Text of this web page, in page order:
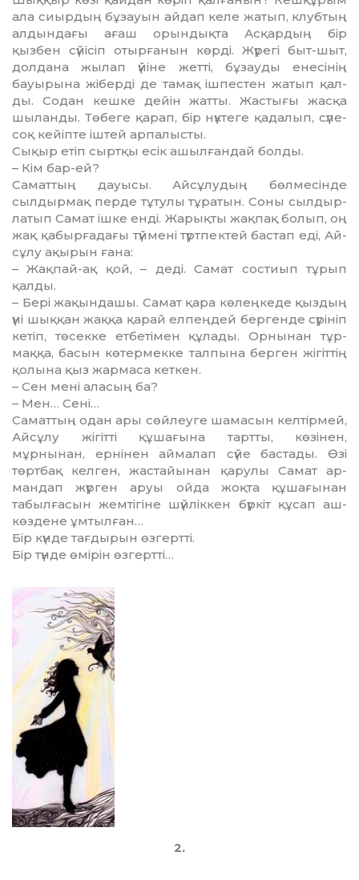
ала сиыр­дың бұзауын айдап келе жатып, клубтың
алдындағы ағаш орын­дық­та Асқардың бір
қызбен сүйі­­сіп отырғанын көрді. Жүрегі быт-шыт,
долдана жылап үйіне жет­ті, бұзауды енесінің
бауырына жіберді де тамақ ішпестен жатып қал­
ды. Содан кешке дейін жат­ты. Жастығы жасқа
шыланды. Тө­беге қарап, бір нүктеге қада­лып, сүле­
соқ кейіпте іштей арпа­лысты.
Сықыр етіп сыртқы есік ашыл­­­ғандай болды.
– Кім бар-ей?
Саматтың дауысы. Айсұлу­дың бөл­месінде
сылдырмақ пер­де тұ­­тулы тұратын. Соны сыл­дыр­­
ла­тып Самат ішке енді. Жарық­ты жақ­­пақ болып, оң
жақ қабыр­ға­дағы түй­мені түртпектей бастап еді, Ай­
сұлу ақырын ғана:
– Жақпай-ақ қой, – деді. Са­мат состиып тұрып
қалды.
– Бері жақындашы. Самат қа­ра көлеңкеде қыздың
үні шық­қан жаққа қарай елпеңдей бер­ген­де сүрініп
кетіп, төсекке ет­бе­­ті­мен құлады. Орнынан тұр­­
маққа, ба­сын көтермекке тал­пына бер­ген жігіттің
қолына қыз жармаса кет­к­­ен.
– Сен мені аласың ба?
– Мен… Сені…
Саматтың одан ары сөйлеуге ша­масын келтірмей,
Айсұлу жі­гітті құшағына тартты, көзінен,
мұрнынан, ернінен аймалап сүйе бастады. Өзі
төртбақ келген, жас­тайынан қарулы Самат ар­
мандап жүрген аруы ойда жоқта құшағынан
табылғасын жемті­гіне шүйліккен бүркіт құсап аш­
көздене ұмтылған…
Бір күнде тағдырын өзгерт­ті.
Бір түнде өмірін өзгертті…
2.